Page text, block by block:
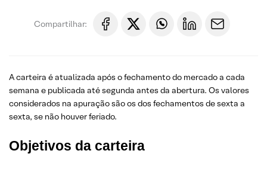
Compartilhar:
A carteira é atualizada após o fechamento do mercado a cada
semana e publicada até segunda antes da abertura. Os valores
considerados na apuração são os dos fechamentos de sexta a
sexta, se não houver feriado.
Objetivos da carteira